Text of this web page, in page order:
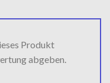
Produkt
abgeben.